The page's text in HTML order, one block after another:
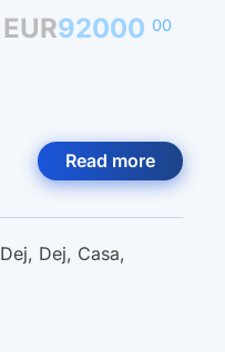
EUR92000 00
Read more
Dej, Dej, Casa,